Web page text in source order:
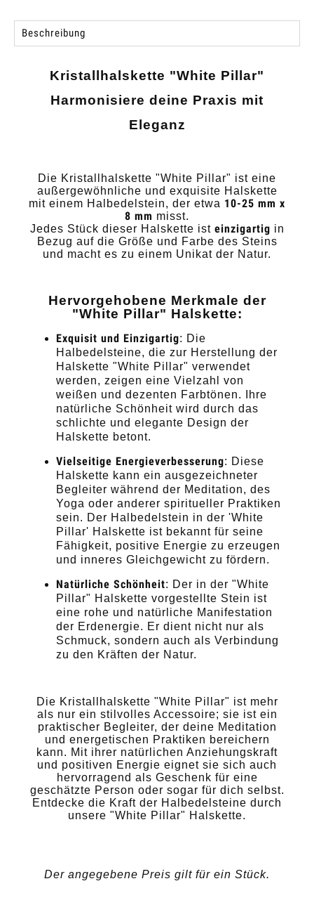
Beschreibung
Kristallhalskette "White Pillar"
Harmonisiere deine Praxis mit
Eleganz
Die Kristallhalskette "White Pillar" ist eine
außergewöhnliche und exquisite Halskette
mit einem Halbedelstein, der etwa 10-25 mm x
8 mm misst.
Jedes Stück dieser Halskette ist einzigartig in
Bezug auf die Größe und Farbe des Steins
und macht es zu einem Unikat der Natur.
Hervorgehobene Merkmale der
"White Pillar" Halskette:
Exquisit und Einzigartig: Die
Halbedelsteine, die zur Herstellung der
Halskette "White Pillar" verwendet
werden, zeigen eine Vielzahl von
weißen und dezenten Farbtönen. Ihre
natürliche Schönheit wird durch das
schlichte und elegante Design der
Halskette betont.
Vielseitige Energieverbesserung: Diese
Halskette kann ein ausgezeichneter
Begleiter während der Meditation, des
Yoga oder anderer spiritueller Praktiken
sein. Der Halbedelstein in der 'White
Pillar' Halskette ist bekannt für seine
Fähigkeit, positive Energie zu erzeugen
und inneres Gleichgewicht zu fördern.
Natürliche Schönheit: Der in der "White
Pillar" Halskette vorgestellte Stein ist
eine rohe und natürliche Manifestation
der Erdenergie. Er dient nicht nur als
Schmuck, sondern auch als Verbindung
zu den Kräften der Natur.
Die Kristallhalskette "White Pillar" ist mehr
als nur ein stilvolles Accessoire; sie ist ein
praktischer Begleiter, der deine Meditation
und energetischen Praktiken bereichern
kann. Mit ihrer natürlichen Anziehungskraft
und positiven Energie eignet sie sich auch
hervorragend als Geschenk für eine
geschätzte Person oder sogar für dich selbst.
Entdecke die Kraft der Halbedelsteine durch
unsere "White Pillar" Halskette.
Der angegebene Preis gilt für ein Stück.